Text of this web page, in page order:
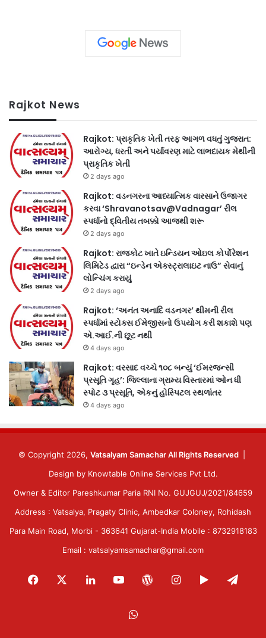
Rajkot News
Rajkot: પ્રાકૃતિક ખેતી તરફ આગળ વધતું ગુજરાત:
આરોગ્ય, ધરતી અને પર્યાવરણ માટે લાભદાયક મેથીની
પ્રાકૃતિક ખેતી
2 days ago
Rajkot: વડનગરના આધ્યાત્મિક વારસાને ઉજાગર
કરવા ‘Shravanotsav@Vadnagar’ રીલ
સ્પર્ધાનો દ્વિતીય તબક્કો આજથી શરૂ
2 days ago
Rajkot: રાજકોટ ખાતે ઇન્ડિયન ઓઇલ કોર્પોરેશન
લિમિટેડ દ્વારા “ઇન્ડેન એક્સ્ટ્રાલાઇટ નાઉ” સેવાનું
લોન્ચિંગ કરાયું
2 days ago
Rajkot: ‘અનંત અનાદિ વડનગર’ થીમની રીલ
સ્પર્ધામાં સ્ટોક્સ ઈમેજીસનો ઉપયોગ કરી શકાશે પણ
એ.આઈ.ની છૂટ નથી
4 days ago
Rajkot: વરસાદ વચ્ચે ૧૦૮ બન્યું ‘ઈમરજન્સી
પ્રસૂતિ ગૃહ’: જિલ્લાના ગ્રામ્ય વિસ્તારમાં ઓન ધી
સ્પોટ ૩ પ્રસૂતિ, એકનું હોસ્પિટલ સ્થળાંતર
4 days ago
© Copyright 2026, Vatsalyam Samachar All Rights Reserved
Design by Knowtable Online Services Pvt Ltd.
Owner & Editor Pareshkumar Paria RNI No. GUJGUJ/2021/84659
Address : Vatsalya, Pragaty Clinic, Ambedkar Coloney, Rohidash
Para Main Road, Morbi - 363641 Gujarat-India Mobile : 8732918183
Email : vatsalyamsamachar@gmail.com
Facebook LinkedInYouTubeWordPressInstagram
Google
WhatsApp